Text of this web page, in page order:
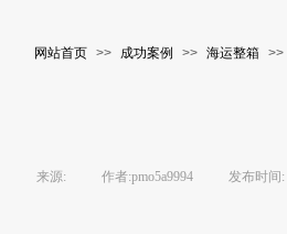
网站首页 >> 成功案例 >> 海运整箱 >>
来源: 作者:pmo5a9994 发布时间: